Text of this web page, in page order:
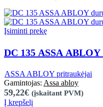
Įsiminti prekę
DC 135 ASSA
ASSA ABLOY pritraukėjai
Assa abloy
59,22€ (įskaitant PVM)
Į krepšelį